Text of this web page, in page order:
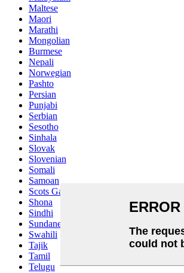
Maltese
Maori
Marathi
Mongolian
Burmese
Nepali
Norwegian
Pashto
Persian
Punjabi
Serbian
Sesotho
Sinhala
Slovak
Slovenian
Somali
Samoan
Scots Gaelic
Shona
Sindhi
Sundanese
Swahili
Tajik
Tamil
Telugu